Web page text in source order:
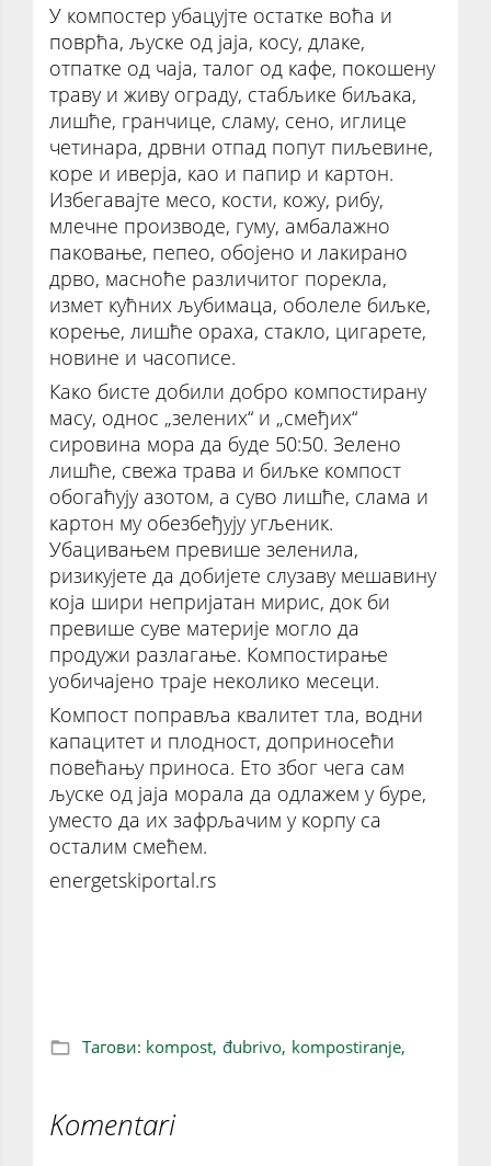
У компостер убацујте остатке воћа и
поврћа, љуске од јаја, косу, длаке,
отпатке од чаја, талог од кафе, покошену
траву и живу ограду, стабљике биљака,
лишће, гранчице, сламу, сено, иглице
четинара, дрвни отпад попут пиљевине,
коре и иверја, као и папир и картон.
Избегавајте месо, кости, кожу, рибу,
млечне производе, гуму, амбалажно
паковање, пепео, обојено и лакирано
дрво, масноће различитог порекла,
измет кућних љубимаца, оболеле биљке,
корење, лишће ораха, стакло, цигарете,
новине и часописе.
Како бисте добили добро компостирану
масу, однос „зелених“ и „смеђих“
сировина мора да буде 50:50. Зелено
лишће, свежа трава и биљке компост
обогаћују азотом, а суво лишће, слама и
картон му обезбеђују угљеник.
Убацивањем превише зеленила,
ризикујете да добијете слузаву мешавину
која шири непријатан мирис, док би
превише суве материје могло да
продужи разлагање. Компостирање
уобичајено траје неколико месеци.
Компост поправља квалитет тла, водни
капацитет и плодност, доприносећи
повећању приноса. Ето због чега сам
љуске од јаја морала да одлажем у буре,
уместо да их зафрљачим у корпу са
осталим смећем.
energetskiportal.rs
Тагови: kompost, đubrivo, kompostiranje,
Komentari